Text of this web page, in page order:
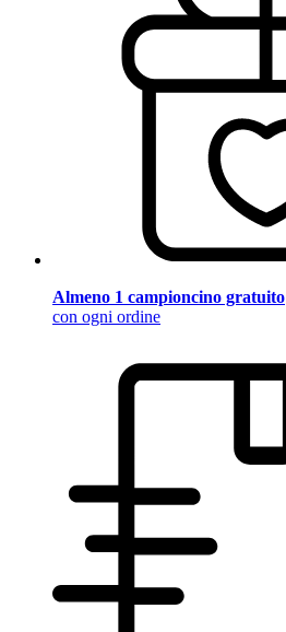
Almeno 1 campioncino gratuito
con ogni ordine